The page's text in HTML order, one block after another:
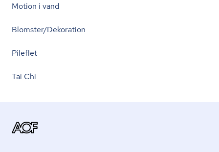
Motion i vand
Blomster/Dekoration
Pileflet
Tai Chi